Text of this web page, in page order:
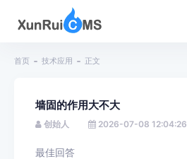
首页 技术应用 正文
墙固的作用大不大
创始人 2026-07-08 12:04:26
最佳回答